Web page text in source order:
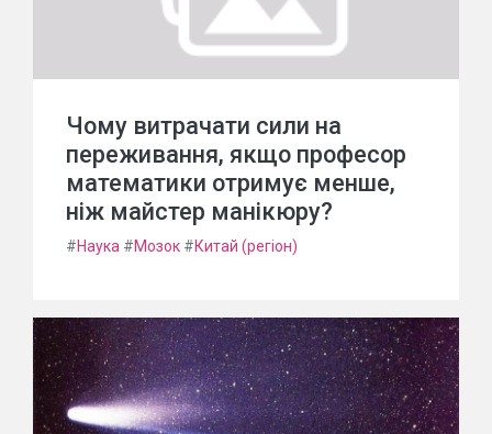
Чому витрачати сили на
переживання, якщо професор
математики отримує менше,
ніж майстер манікюру?
#Наука #Мозок #Китай (регіон)